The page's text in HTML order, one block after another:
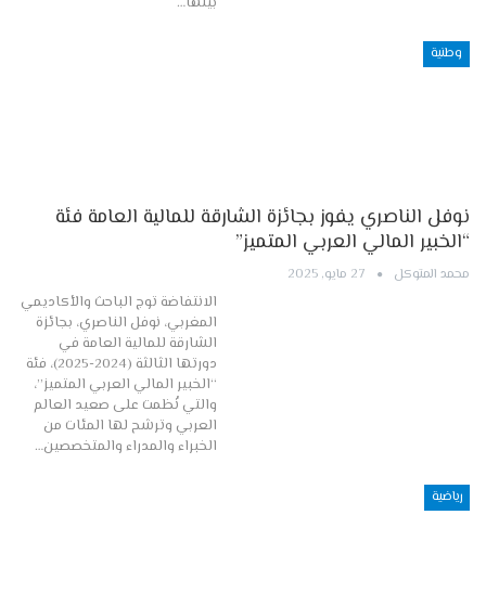
وطنية
نوفل الناصري يفوز بجائزة الشارقة للمالية العامة فئة
“الخبير المالي العربي المتميز”
محمد المتوكل 27 مايو, 2025
الانتفاضة توج الباحث والأكاديمي
المغربي، نوفل الناصري، بجائزة
الشارقة للمالية العامة في
دورتها الثالثة (2024-2025)، فئة
“الخبير المالي العربي المتميز”،
والتي نُظمت على صعيد العالم
العربي وترشح لها المئات من
الخبراء والمدراء والمتخصصين…
رياضية